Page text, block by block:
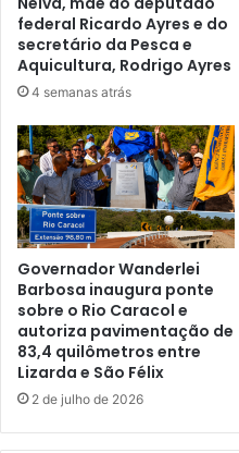
federal Ricardo Ayres e do
secretário da Pesca e
Aquicultura, Rodrigo Ayres
4 semanas atrás
Governador Wanderlei
Barbosa inaugura ponte
sobre o Rio Caracol e
autoriza pavimentação de
83,4 quilômetros entre
Lizarda e São Félix
2 de julho de 2026